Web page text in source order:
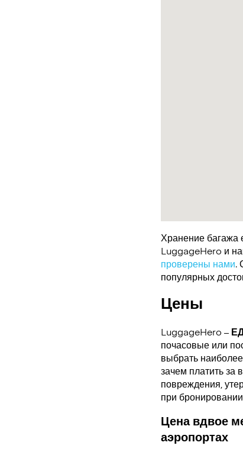
Хранение багажа
LuggageHero и
проверены нами.
популярных
Цены
LuggageHero –
почасовые или
выбрать
зачем платить за
повреждения,
при
Цена вдвое
аэропортах